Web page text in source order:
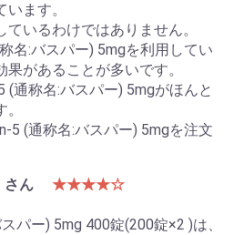
ます。
いるわけではありません。
名:バスパー) 5mgを利用してい
があることが多いです。
(通称名:バスパー) 5mgがほんと
5 (通称名:バスパー) 5mgを注文
さん
★★★★☆
パー) 5mg 400錠(200錠×2 )は、